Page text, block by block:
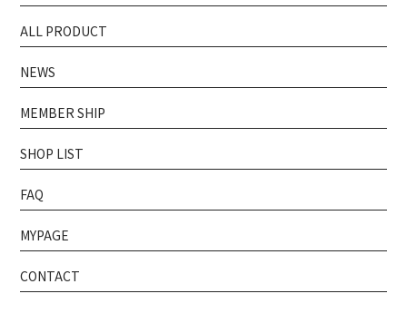
ALL PRODUCT
NEWS
MEMBER SHIP
SHOP LIST
FAQ
MYPAGE
CONTACT